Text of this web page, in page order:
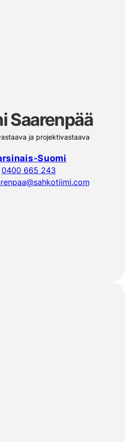
Saarenpää
ja projektivastaava
Suomi
0400 665 243